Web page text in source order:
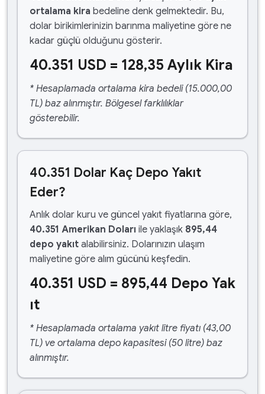
ortalama kira bedeline denk gelmektedir. Bu,
dolar birikimlerinizin barınma maliyetine göre ne
kadar güçlü olduğunu gösterir.
40.351 USD = 128,35 Aylık Kira
* Hesaplamada ortalama kira bedeli (15.000,00
TL) baz alınmıştır. Bölgesel farklılıklar
gösterebilir.
40.351 Dolar Kaç Depo Yakıt
Eder?
Anlık dolar kuru ve güncel yakıt fiyatlarına göre,
40.351 Amerikan Doları ile yaklaşık 895,44
depo yakıt alabilirsiniz. Dolarınızın ulaşım
maliyetine göre alım gücünü keşfedin.
40.351 USD = 895,44 Depo Yak
ıt
* Hesaplamada ortalama yakıt litre fiyatı (43,00
TL) ve ortalama depo kapasitesi (50 litre) baz
alınmıştır.